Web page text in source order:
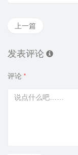
上一篇
发表评论
评论 *